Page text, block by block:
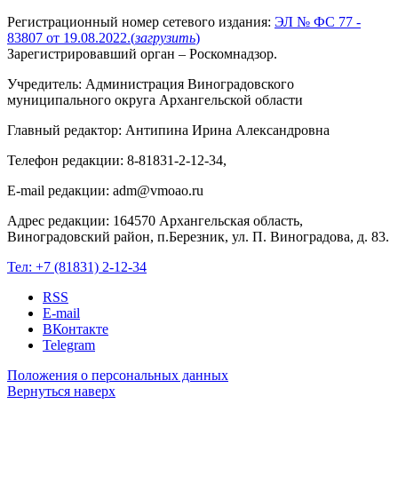
Регистрационный номер сетевого издания: ЭЛ № ФС 77 -
83807 от 19.08.2022.(загрузить)
Зарегистрировавший орган – Роскомнадзор.
Учредитель: Администрация Виноградовского
муниципального округа Архангельской области
Главный редактор: Антипина Ирина Александровна
Телефон редакции: 8-81831-2-12-34,
E-mail редакции: adm@vmoao.ru
Адрес редакции: 164570 Архангельская область,
Виноградовский район, п.Березник, ул. П. Виноградова, д. 83.
Тел: +7 (81831) 2-12-34
RSS
E-mail
ВКонтакте
Telegram
Положения о персональных данных
Вернуться наверх